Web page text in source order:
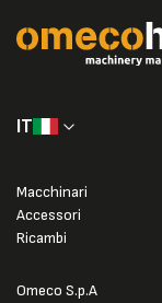
IT
Omeco S.p.A
Macchinari
Accessori
Ricambi